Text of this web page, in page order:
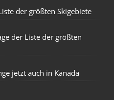
der größten Skigebiete
der Liste der größten
jetzt auch in Kanada